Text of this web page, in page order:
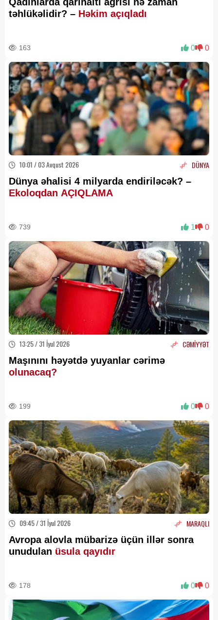
təhlükəlidir? – Həkim açıqladı
163 0 0
10:01 / 03 Avqust 2026 DÜNYA
Dünya əhalisi 4 milyarda endiriləcək? –
Ekoloqdan AÇIQLAMA
739 1 0
13:25 / 31 İyul 2026 CƏMİYYƏT
Maşınını həyətdə yuyanlar cərimə
olunacaq?
199 0 0
09:45 / 31 İyul 2026 MARAQLI
Avropa alovla mübarizə üçün illər sonra
unudulan üsula qayıdır
178 0 0